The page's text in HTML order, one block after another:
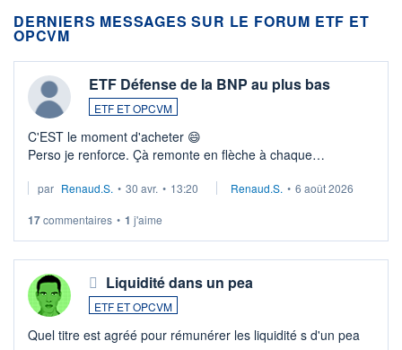
DERNIERS MESSAGES SUR LE FORUM ETF ET
OPCVM
ETF Défense de la BNP au plus bas
ETF ET OPCVM
C'EST le moment d'acheter 😄​
Perso je renforce. Çà remonte en flèche à chaque
Investissement long terme tip top pour sa retraite.
par Renaud.S. • 30 avr. • 13:20 Renaud.S. • 6 août 2026
17commentaires • 1 j'aime
Liquidité dans un pea
ETF ET OPCVM
Quel titre est agréé pour rémunérer les liquidité s d'un pea